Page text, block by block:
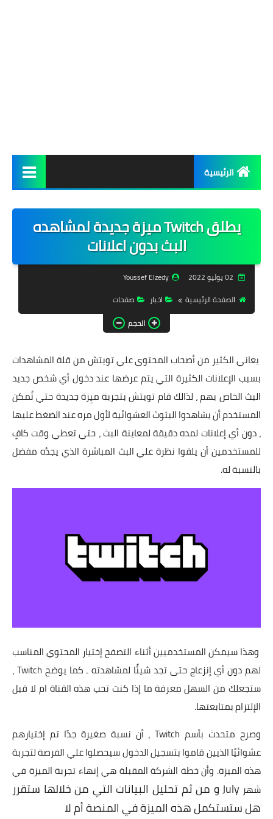
الرئيسية
أخبار
تحميل
كورة | Time
حصريات
أدوبي
ويندوزات
يطلق Twitch ميزة جديدة لمشاهده
البث بدون اعلانات
Youssef Elzedy
الصفحة الرئيسية
اخبار
صفحات
الحجم
يعاني الكثير من أصحاب المحتوى علي تويتش من قلة المشاهدات
بسبب الإعلانات الكثيرة التي يتم عرضها عند دخول أي شخص جديد
البث الخاص بهم ، لذالك قام تويتش بتجربة ميِزة جديدة حتي تُمكن
المستخدم أن يشاهدوا البثوث العشوائية لأول مره عند الضغط عليها
، دون أي إعلانات لمده دقيقة لمعاينة البث ، حتي تعطي وقت كافٍ
للمستخدمين أن يلقوا نظرة علي البث المباشرة الذي يجدُه مفضل
بالنسبة له.
وهذا سيمكن المستخدميين أثناء التصفح إختيار المحتوي المناسب
لهم دون أي إنزعاج حتى تجد شيئًا لمشاهدته ـ كما يوضح Twitch ،
ستجعلك من السهل معرفة ما إذا كنت تحب هذه القناة ام لا قبل
الإلتزام بمتابعتها.
وصرح متحدث بأسم Twitch ، أن نسبة صغيرة جدًا تم إختيارهم
عشوائيًا الذيين قاموا بتسجيل الدخول سيحصلوا علي الفرصة لتجربة
هذه الميزة. وأن خطة الشركة المقبلة هي إنهاء تجربة الميزة في
شهر
July و من ثم تحليل البيانات التي من خلالها ستقرر
هل ستستكمل هذه الميزة في المنصة أم لا